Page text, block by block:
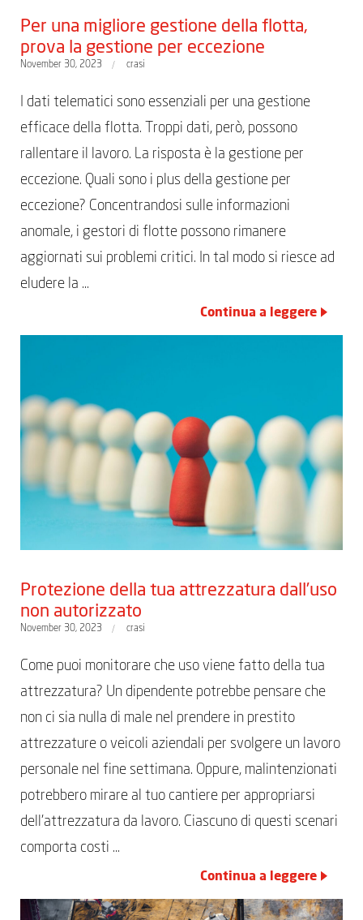
Per una migliore gestione della flotta,
prova la gestione per eccezione
November 30, 2023 crasi
I dati telematici sono essenziali per una gestione
efficace della flotta. Troppi dati, però, possono
rallentare il lavoro. La risposta è la gestione per
eccezione. Quali sono i plus della gestione per
eccezione? Concentrandosi sulle informazioni
anomale, i gestori di flotte possono rimanere
aggiornati sui problemi critici. In tal modo si riesce ad
eludere la …
Continua a leggere
Protezione della tua attrezzatura dall’uso
non autorizzato
November 30, 2023 crasi
Come puoi monitorare che uso viene fatto della tua
attrezzatura? Un dipendente potrebbe pensare che
non ci sia nulla di male nel prendere in prestito
attrezzature o veicoli aziendali per svolgere un lavoro
personale nel fine settimana. Oppure, malintenzionati
potrebbero mirare al tuo cantiere per appropriarsi
dell’attrezzatura da lavoro. Ciascuno di questi scenari
comporta costi …
Continua a leggere